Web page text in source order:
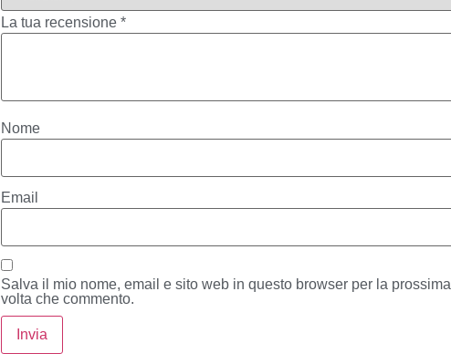
La tua recensione *
Nome
Email
Salva il mio nome, email e sito web in questo browser per la prossima
volta che commento.